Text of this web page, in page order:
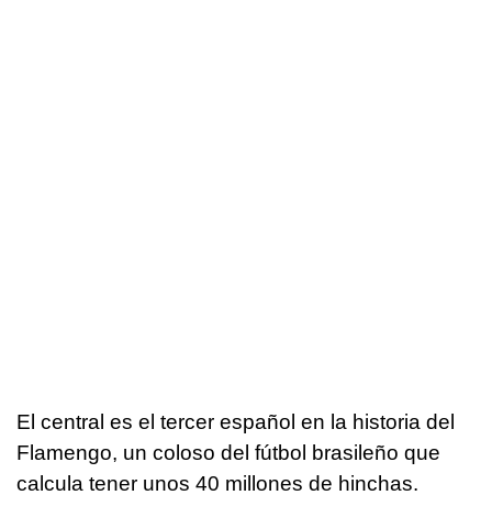
El central es el tercer español en la historia del
Flamengo, un coloso del fútbol brasileño que
calcula tener unos 40 millones de hinchas.